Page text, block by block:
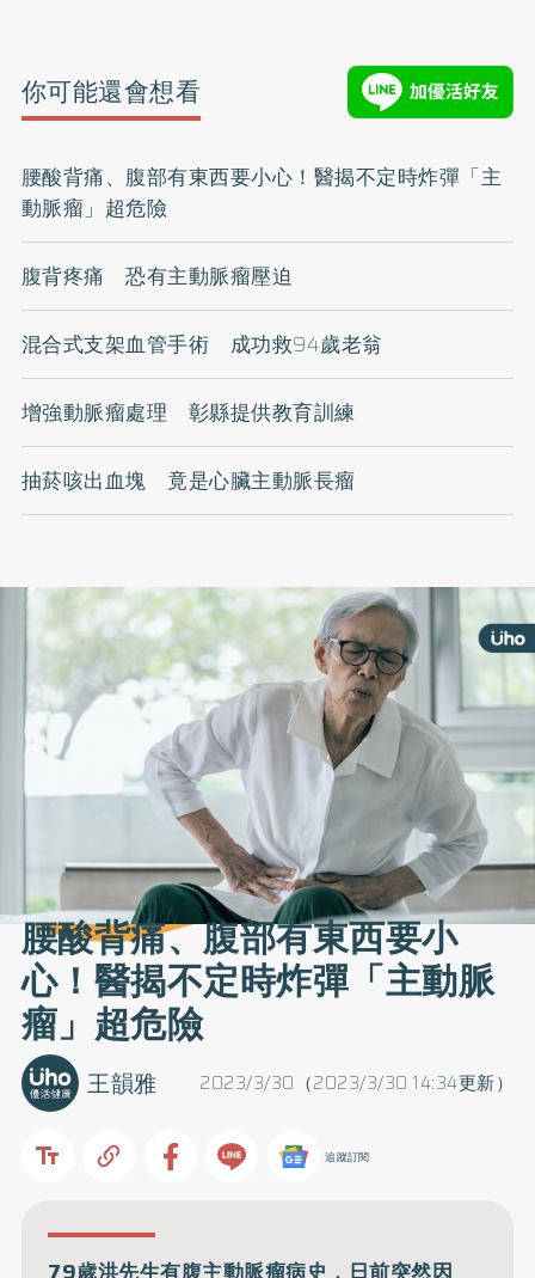
你可能還會想看
腰酸背痛、腹部有東西要小心！醫揭不定時炸彈「主
動脈瘤」超危險
腹背疼痛 恐有主動脈瘤壓迫
混合式支架血管手術 成功救94歲老翁
增強動脈瘤處理 彰縣提供教育訓練
抽菸咳出血塊 竟是心臟主動脈長瘤
腰酸背痛、腹部有東西要小
心！醫揭不定時炸彈「主動脈
瘤」超危險
2023/3/30（2023/3/30 14:34更新）
王韻雅
追蹤訂閱